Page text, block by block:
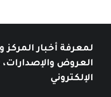
لمعرفة أخبار
العروض والإصدارات،
الإلكتروني